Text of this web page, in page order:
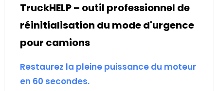
TruckHELP – outil professionnel de
réinitialisation du mode d'urgence
pour camions
Restaurez la pleine puissance du moteur
en 60 secondes.